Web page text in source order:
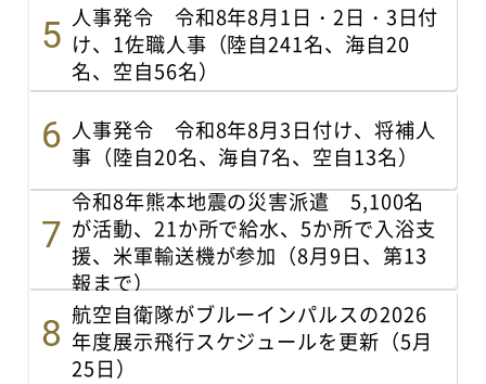
人事発令 令和8年8月1日・2日・3日付
け、1佐職人事（陸自241名、海自20
名、空自56名）
人事発令 令和8年8月3日付け、将補人
事（陸自20名、海自7名、空自13名）
令和8年熊本地震の災害派遣 5,100名
が活動、21か所で給水、5か所で入浴支
援、米軍輸送機が参加（8月9日、第13
報まで）
航空自衛隊がブルーインパルスの2026
年度展示飛行スケジュールを更新（5月
25日）